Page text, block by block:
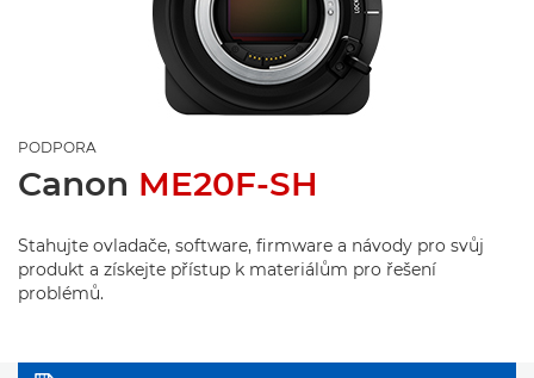
PODPORA
Canon ME20F-SH
Stahujte ovladače, software, firmware a návody pro svůj
produkt a získejte přístup k materiálům pro řešení
problémů.